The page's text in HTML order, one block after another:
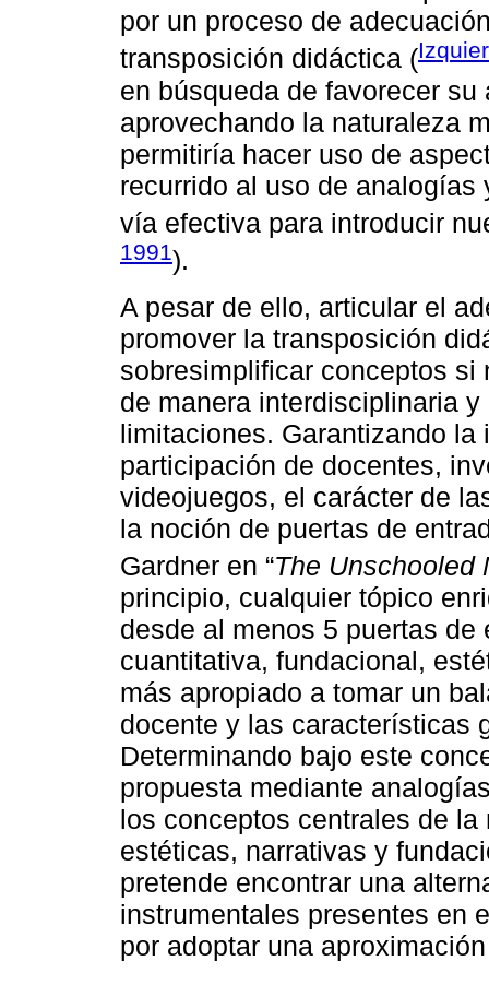
por un proceso de
transposición didáctica (
en búsqueda de favorecer
aprovechando la naturaleza
permitiría hacer uso de
recurrido al uso de
vía efectiva para introducir
1991).
A pesar de ello, articular el
promover la transposición
sobresimplificar conceptos
de manera interdisciplinaria
limitaciones. Garantizando
participación de docentes,
videojuegos, el carácter de
la noción de puertas de
Gardner en “The Unschooled
principio, cualquier tópico
desde al menos 5 puertas
cuantitativa, fundacional,
más apropiado a tomar un
docente y las características
Determinando bajo este
propuesta mediante
los conceptos centrales de
estéticas, narrativas y
pretende encontrar una
instrumentales presentes en
por adoptar una